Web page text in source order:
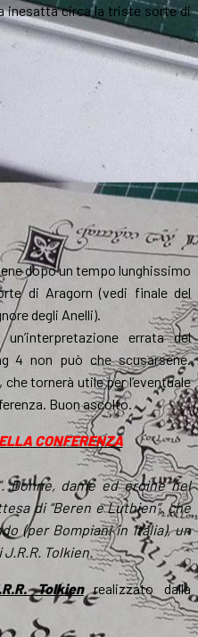
inesatta circa la triste sorte di
dopo un tempo lunghissimo
di Aragorn (vedi finale del
degli Anelli).
errata del
4 non può che scusarsene.
tornerà utile per l’eventuale
Buon ascolto.
CONFERENZA
Donne, dame ed eroine nel
di “Beren e Luthien”, che
(per Bompiani in Italia), un
Tolkien.
Tolkienrealizzato dalla